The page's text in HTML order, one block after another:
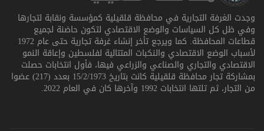
وجدت الغرفة التجارية في محافظة قلقيلية كمؤسسة ونقابة لتجارها
وفي ظل كل السياسات والوضع الاقتصادي لتكون حاضنة لجميع
قطاعات المحافظة. كما ويرجع تأخر إنشاء غرفة تجارية حتى عام 1972
لأسباب الوضع الاقتصادي والنكبات المتتالية لفلسطين وإعاقة النمو
الاقتصادي والتجاري والصناعي والزراعي فيها، فأول انتخابات حصلت
بمشاركة تجار محافظة قلقيلية كانت بتاريخ 15/2/1973 بعدد (217) عضوا
من التجار، ثم تلتها انتخابات 1992 وآخرها كان في العام 2022.